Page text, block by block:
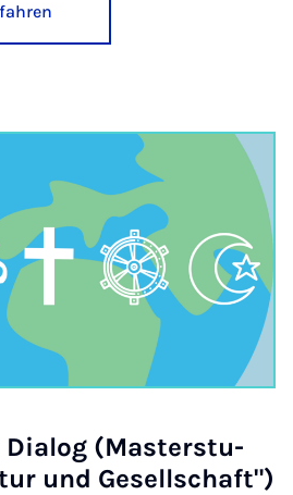
Di­a­log (Mas­ter­stu­
und Ge­sell­schaft")